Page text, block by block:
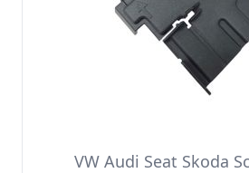
VW Audi Seat Skoda